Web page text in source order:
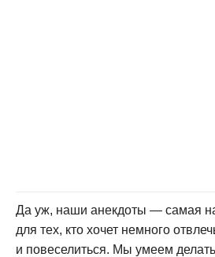
Да уж, наши анекдоты — самая
для тех, кто хочет немного
и повеселиться. Мы умеем